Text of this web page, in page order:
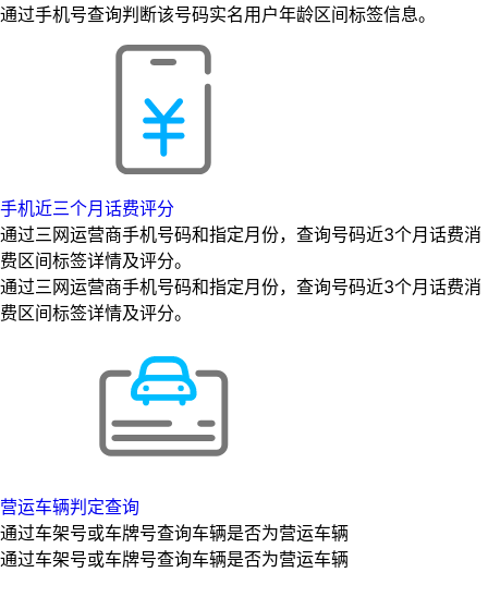
通过手机号查询判断该号码实名用户年龄区间标签信息。
手机近三个月话费评分
通过三网运营商手机号码和指定月份，查询号码近3个月话费消
费区间标签详情及评分。
通过三网运营商手机号码和指定月份，查询号码近3个月话费消
费区间标签详情及评分。
营运车辆判定查询
通过车架号或车牌号查询车辆是否为营运车辆
通过车架号或车牌号查询车辆是否为营运车辆